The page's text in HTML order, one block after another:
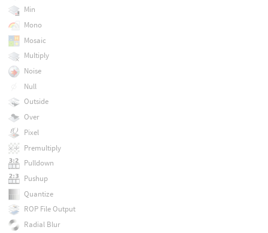
Min
Mono
Mosaic
Multiply
Noise
Null
Outside
Over
Pixel
Premultiply
Pulldown
Pushup
Quantize
ROP File Output
Radial Blur